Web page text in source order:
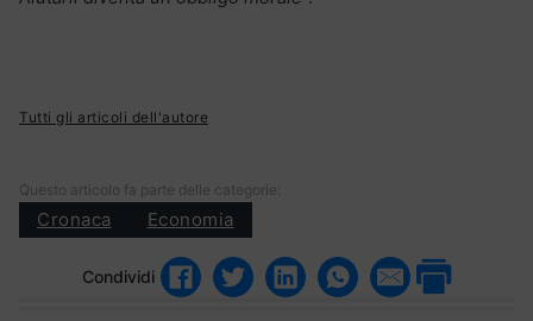
Tutti gli articoli dell'autore
Questo articolo fa parte delle categorie:
Cronaca Economia
Condividi